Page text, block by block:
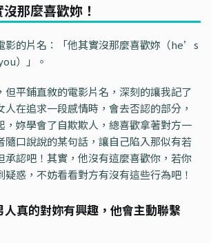
那麼喜歡妳！
影的片名：「他其實沒那麼喜歡妳（he’s
）」。
但平鋪直敘的電影片名，深刻的讓我記了
在追求一段感情時，會去否認的部分，
，妳學會了自欺欺人，總喜歡拿著對方一
隨口說說的某句話，讓自己陷入那似有若
承認吧！其實，他沒有這麼喜歡你，若你
疑惑，不妨看看對方有沒有這些行為吧！
人真的對妳有興趣，他會主動聯繫